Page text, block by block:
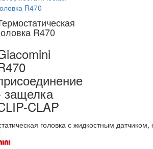
R470
защелка
CLAP
головка с жидкостным